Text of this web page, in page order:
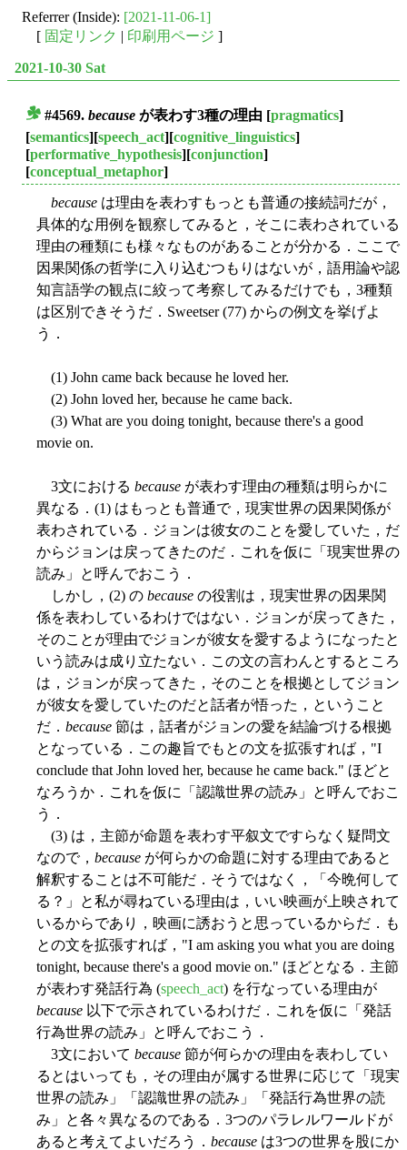
Referrer (Inside): [2021-11-06-1]
[ 固定リンク 印刷用ページ ]
2021-10-30 Sat
#4569. because が表わす3種の理由 [pragmatics]
[semantics][speech_act][cognitive_linguistics]
[performative_hypothesis][conjunction]
[conceptual_metaphor]
because は理由を表わすもっとも普通の接続詞だが，
具体的な用例を観察してみると，そこに表わされている
理由の種類にも様々なものがあることが分かる．ここで
因果関係の哲学に入り込むつもりはないが，語用論や認
知言語学の観点に絞って考察してみるだけでも，3種類
は区別できそうだ．Sweetser (77) からの例文を挙げよ
う．
(1) John came back because he loved her.
(2) John loved her, because he came back.
(3) What are you doing tonight, because there's a good
movie on.
3文における because が表わす理由の種類は明らかに
異なる．(1) はもっとも普通で，現実世界の因果関係が
表わされている．ジョンは彼女のことを愛していた，だ
からジョンは戻ってきたのだ．これを仮に「現実世界の
読み」と呼んでおこう．
しかし，(2) の because の役割は，現実世界の因果関
係を表わしているわけではない．ジョンが戻ってきた，
そのことが理由でジョンが彼女を愛するようになったと
いう読みは成り立たない．この文の言わんとするところ
は，ジョンが戻ってきた，そのことを根拠としてジョン
が彼女を愛していたのだと話者が悟った，ということ
だ． because 節は，話者がジョンの愛を結論づける根拠
となっている．この趣旨でもとの文を拡張すれば，"I
conclude that John loved her, because he came back." ほどと
なろうか．これを仮に「認識世界の読み」と呼んでおこ
う．
(3) は，主節が命題を表わす平叙文ですらなく疑問文
なので， because が何らかの命題に対する理由であると
解釈することは不可能だ．そうではなく，「今晩何して
る？」と私が尋ねている理由は，いい映画が上映されて
いるからであり，映画に誘おうと思っているからだ．も
との文を拡張すれば，"I am asking you what you are doing
tonight, because there's a good movie on." ほどとなる．主節
が表わす発話行為 (speech_act) を行なっている理由が
because 以下で示されているわけだ．これを仮に「発話
行為世界の読み」と呼んでおこう．
3文において because 節が何らかの理由を表わしてい
るとはいっても，その理由が属する世界に応じて「現実
世界の読み」「認識世界の読み」「発話行為世界の読
み」と各々異なるのである．3つのパラレルワールドが
あると考えてよいだろう． because は3つの世界を股にか